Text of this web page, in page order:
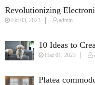
Revolutionizing
Eki 03, 2023 admin
10 Ideas to
Wanted
Haz 01, 2023
Platea